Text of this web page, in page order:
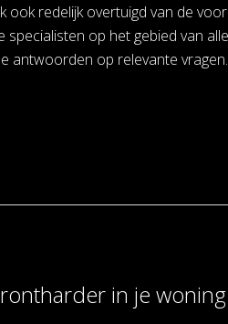
ook redelijk overtuigd van de
specialisten op het gebied van
antwoorden op relevante
in je